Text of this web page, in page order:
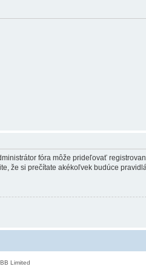
fóra môže prideľovať
že si prečítate akékoľvek budúce
Limited